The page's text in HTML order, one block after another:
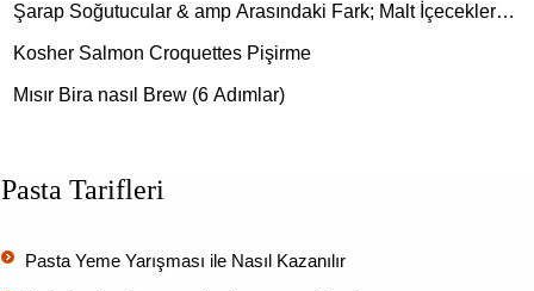
Şarap Soğutucular & amp Arasındaki Fark; Malt İçecekler…
Kosher Salmon Croquettes Pişirme
Mısır Bira nasıl Brew (6 Adımlar)
Pasta Tarifleri
Pasta Yeme Yarışması ile Nasıl Kazanılır